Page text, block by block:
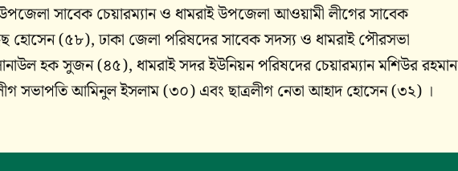
উপজেলা সাবেক চেয়ারম্যান ও ধামরাই উপজেলা আওয়ামী লীগের সাবেক
হোসেন (৫৮), ঢাকা জেলা পরিষদের সাবেক সদস্য ও ধামরাই পৌরসভা
হক সুজন (৪৫), ধামরাই সদর ইউনিয়ন পরিষদের চেয়ারম্যান মশিউর রহমান
সভাপতি আমিনুল ইসলাম (৩০) এবং ছাত্রলীগ নেতা আহাদ হোসেন (৩২) ।